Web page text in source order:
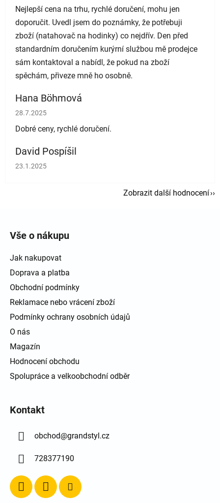
Nejlepší cena na trhu, rychlé doručení, mohu jen
doporučit. Uvedl jsem do poznámky, že potřebuji
zboží (natahovač na hodinky) co nejdřív. Den před
standardním doručením kurýrní službou mě prodejce
sám kontaktoval a nabídl, že pokud na zboží
spěchám, přiveze mně ho osobně.
Hana Böhmová
Hodnocení obchodu je 5 z 5 hvězdiček.
28.7.2025
Dobré ceny, rychlé doručení.
David Pospíšil
Hodnocení obchodu je 5 z 5 hvězdiček.
23.1.2025
Zobrazit další hodnocení
Vše o nákupu
Jak nakupovat
Doprava a platba
Obchodní podmínky
Reklamace nebo vrácení zboží
Podmínky ochrany osobních údajů
O nás
Magazín
Hodnocení obchodu
Spolupráce a velkoobchodní odběr
Kontakt
obchod@grandstyl.cz
728377190